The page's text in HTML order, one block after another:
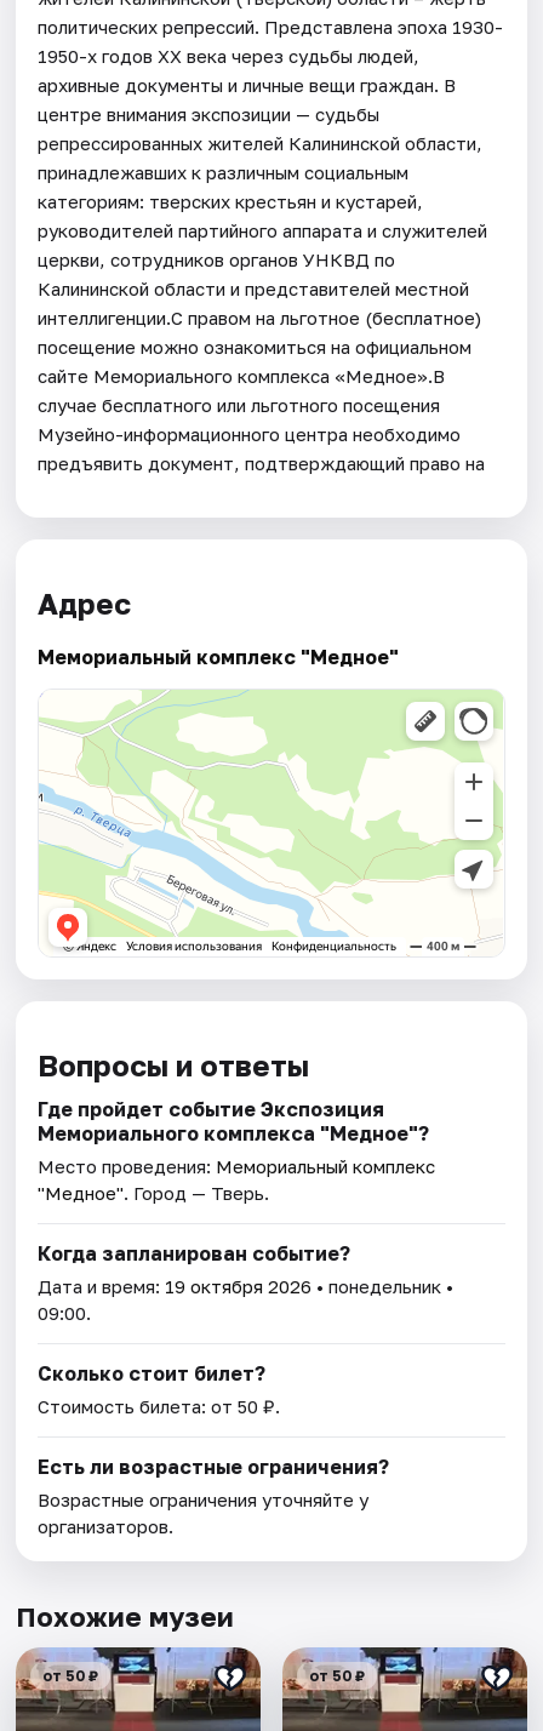
политических репрессий. Представлена эпоха 1930-
1950-х годов ХХ века через судьбы людей,
архивные документы и личные вещи граждан. В
центре внимания экспозиции — судьбы
репрессированных жителей Калининской области,
принадлежавших к различным социальным
категориям: тверских крестьян и кустарей,
руководителей партийного аппарата и служителей
церкви, сотрудников органов УНКВД по
Калининской области и представителей местной
интеллигенции.С правом на льготное (бесплатное)
посещение можно ознакомиться на официальном
сайте Мемориального комплекса «Медное».В
случае бесплатного или льготного посещения
Музейно-информационного центра необходимо
предъявить документ, подтверждающий право на
Адрес
Мемориальный комплекс "Медное"
Вопросы и ответы
Где пройдет событие Экспозиция
Мемориального комплекса "Медное"?
Место проведения: Мемориальный комплекс
"Медное". Город — Тверь.
Когда запланирован событие?
Дата и время: 19 октября 2026 • понедельник •
09:00.
Сколько стоит билет?
Стоимость билета: от 50 ₽.
Есть ли возрастные ограничения?
Возрастные ограничения уточняйте у
организаторов.
Похожие музеи
от 50 ₽ от 50 ₽